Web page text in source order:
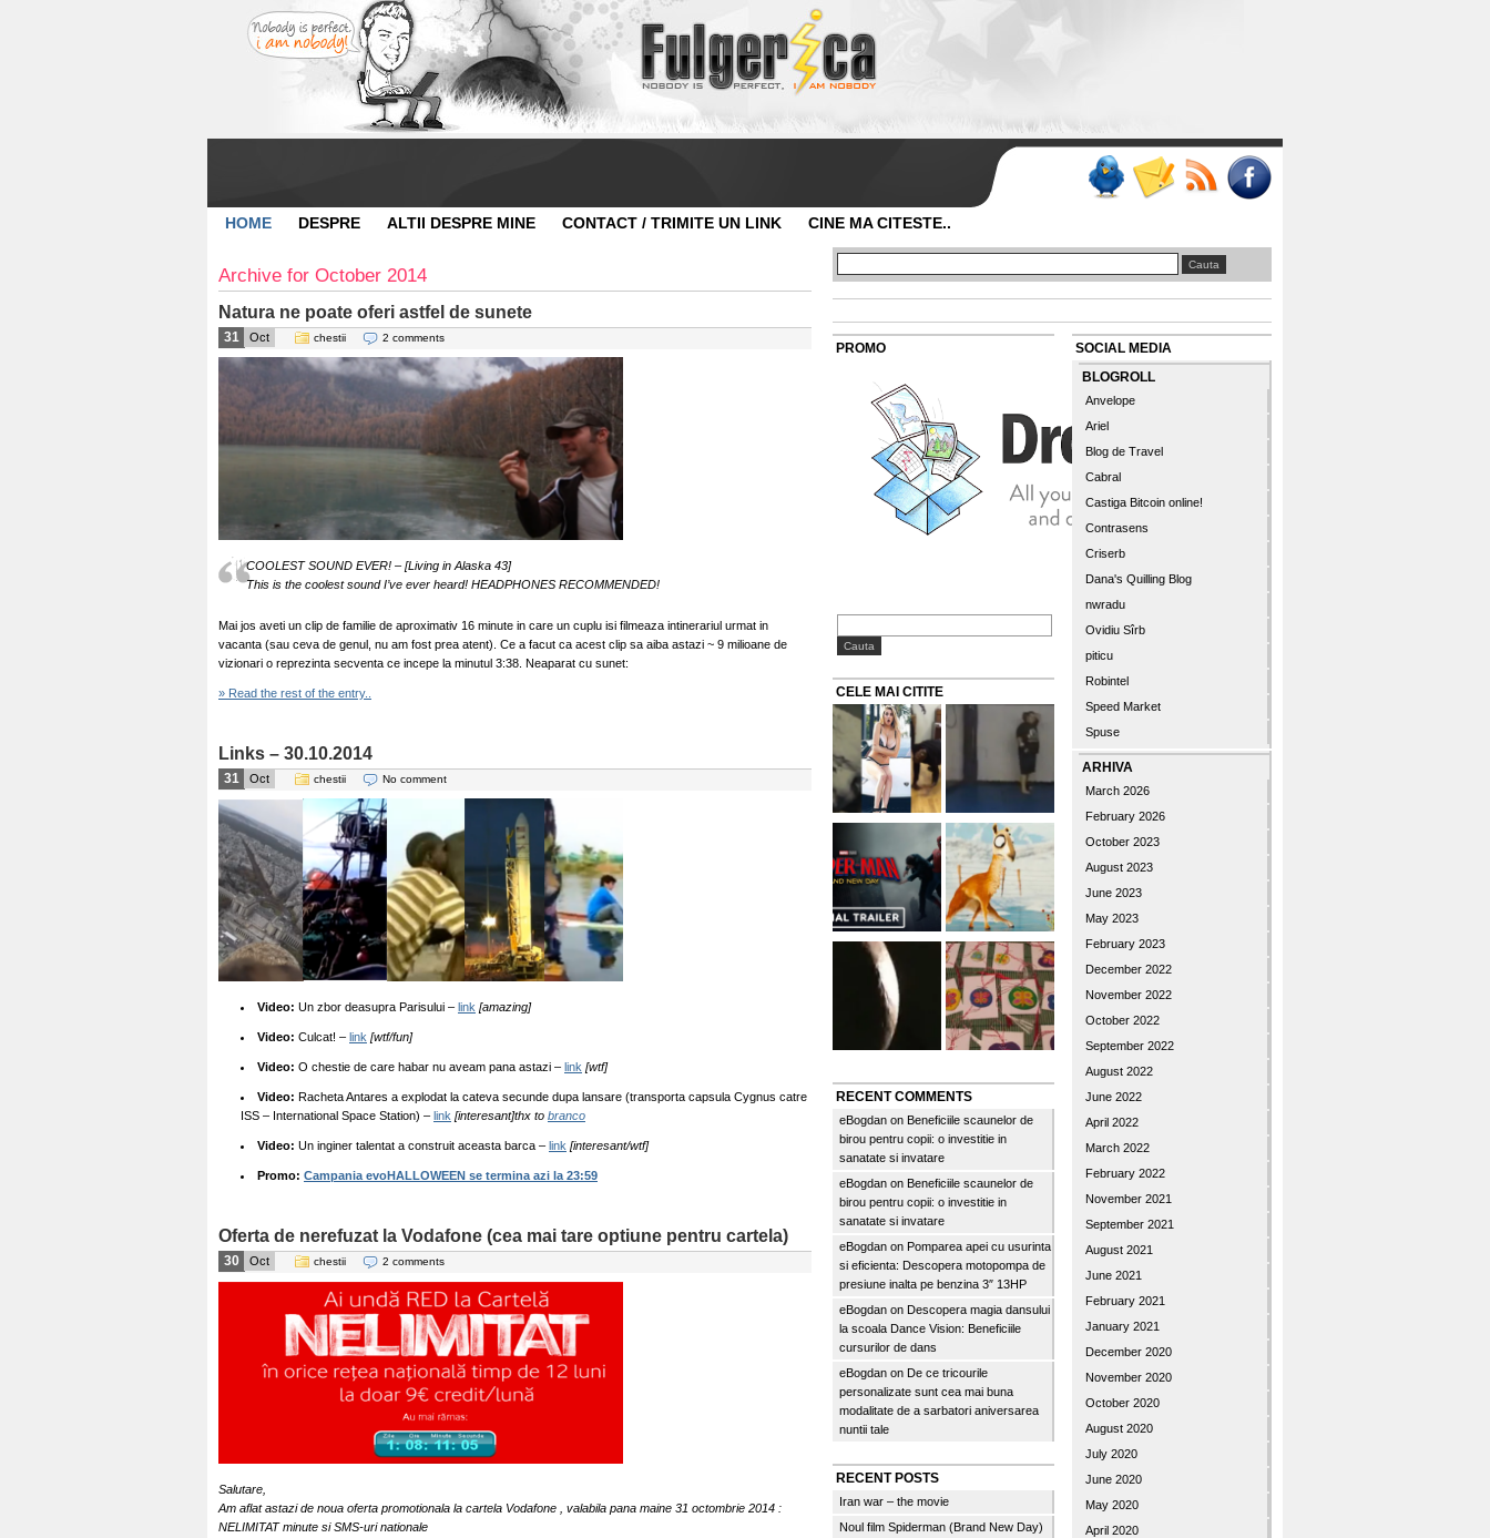
HOME DESPRE ALTII DESPRE MINE CONTACT / TRIMITE UN LINK CINE MA CITESTE..
Archive for October 2014
Natura ne poate oferi astfel de sunete
31 Oct chestii 2 comments
COOLEST SOUND EVER! – [Living in Alaska 43]
This is the coolest sound I’ve ever heard! HEADPHONES RECOMMENDED!
Mai jos aveti un clip de familie de aproximativ 16 minute in care un cuplu isi filmeaza intinerariul urmat in
vacanta (sau ceva de genul, nu am fost prea atent). Ce a facut ca acest clip sa aiba astazi ~ 9 milioane de
vizionari o reprezinta secventa ce incepe la minutul 3:38. Neaparat cu sunet:
» Read the rest of the entry..
Links – 30.10.2014
31 Oct chestii No comment
Video: Un zbor deasupra Parisului – link [amazing]
Video: Culcat! – link [wtf/fun]
Video: O chestie de care habar nu aveam pana astazi – link [wtf]
Video: Racheta Antares a explodat la cateva secunde dupa lansare (transporta capsula Cygnus catre
ISS – International Space Station) – link [interesant]thx to branco
Video: Un inginer talentat a construit aceasta barca – link [interesant/wtf]
Promo: Campania evoHALLOWEEN se termina azi la 23:59
Oferta de nerefuzat la Vodafone (cea mai tare optiune pentru cartela)
30 Oct chestii 2 comments
Salutare,
Am aflat astazi de noua oferta promotionala la cartela Vodafone , valabila pana maine 31 octombrie 2014 :
NELIMITAT minute si SMS-uri nationale
PROMO
CELE MAI CITITE
RECENT COMMENTS
eBogdan on Beneficiile scaunelor de
birou pentru copii: o investitie in
sanatate si invatare
eBogdan on Beneficiile scaunelor de
birou pentru copii: o investitie in
sanatate si invatare
eBogdan on Pomparea apei cu usurinta
si eficienta: Descopera motopompa de
presiune inalta pe benzina 3″ 13HP
eBogdan on Descopera magia dansului
la scoala Dance Vision: Beneficiile
cursurilor de dans
eBogdan on De ce tricourile
personalizate sunt cea mai buna
modalitate de a sarbatori aniversarea
nuntii tale
RECENT POSTS
Iran war – the movie
Noul film Spiderman (Brand New Day)
SOCIAL MEDIA
BLOGROLL
Anvelope
Ariel
Blog de Travel
Cabral
Castiga Bitcoin online!
Contrasens
Criserb
Dana's Quilling Blog
nwradu
Ovidiu Sîrb
piticu
Robintel
Speed Market
Spuse
ARHIVA
March 2026
February 2026
October 2023
August 2023
June 2023
May 2023
February 2023
December 2022
November 2022
October 2022
September 2022
August 2022
June 2022
April 2022
March 2022
February 2022
November 2021
September 2021
August 2021
June 2021
February 2021
January 2021
December 2020
November 2020
October 2020
August 2020
July 2020
June 2020
May 2020
April 2020